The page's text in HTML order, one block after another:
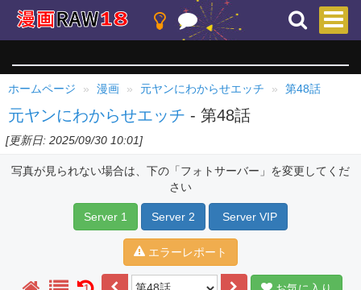
ホームページ 漫画 元ヤンにわからせエッチ 第48話
元ヤンにわからせエッチ - 第48話
[更新日: 2025/09/30 10:01]
写真が見られない場合は、下の「フォトサーバー」を変更してくだ
さい
Server 1 Server 2 Server VIP
エラーレポート